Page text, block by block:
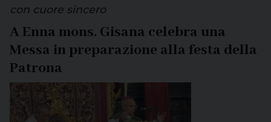
con cuore sincero
A Enna mons. Gisana celebra una
Messa in preparazione alla festa della
Patrona